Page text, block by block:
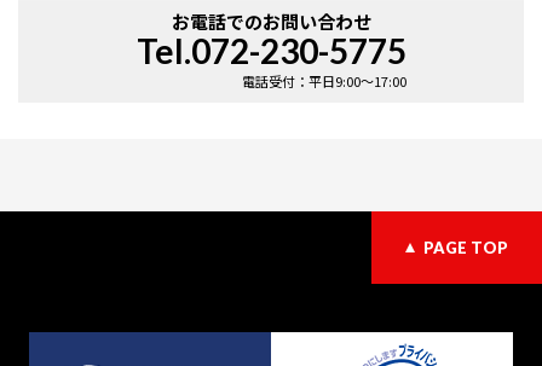
お電話でのお問い合わせ
Tel.072-230-5775
電話受付：平日9:00〜17:00
PAGE TOP